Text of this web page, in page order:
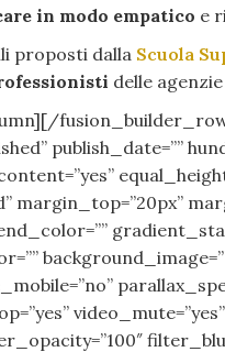
in modo empatico e
proposti dalla Scuola
delle
publish_date=””
margin_top=”20px”